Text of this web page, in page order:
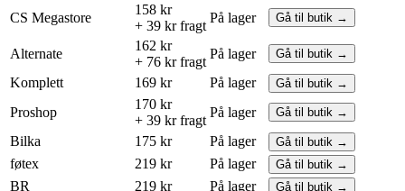
CS Megastore
158 kr
+ 39 kr fragt
På lager Gå til butik →
Alternate
162 kr
+ 76 kr fragt
På lager Gå til butik →
Komplett 169 kr På lager Gå til butik →
Proshop
170 kr
+ 39 kr fragt
På lager Gå til butik →
Bilka 175 kr På lager Gå til butik →
føtex 219 kr På lager Gå til butik →
BR 219 kr På lager Gå til butik →